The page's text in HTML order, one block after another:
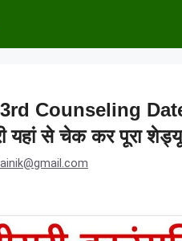
Counseling Date
यहां से चेक कर पूरा